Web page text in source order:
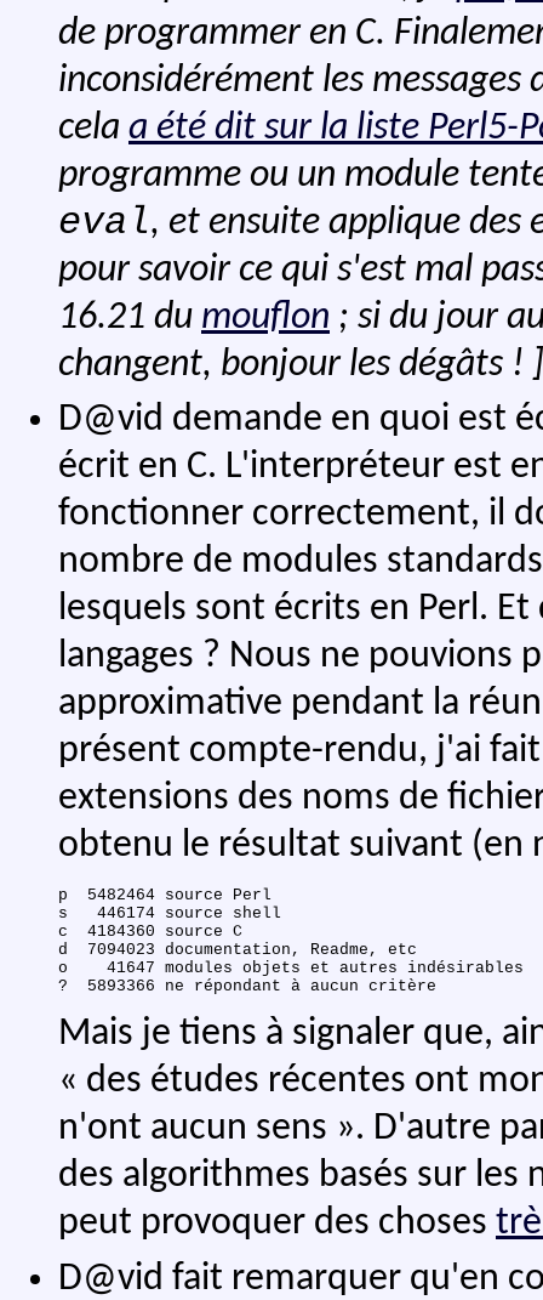
de programmer en C.
inconsidérément les messages
cela a été dit sur la liste Perl5-
programme ou un module
eval, et ensuite applique des
pour savoir ce qui s'est mal
16.21 du mouflon ; si du jour
changent, bonjour les dégâts ! ]
D@vid demande en quoi est
écrit en C. L'interpréteur est
fonctionner correctement, il
nombre de modules
lesquels sont écrits en Perl.
langages ? Nous ne pouvions
approximative pendant la
présent compte-rendu, j'ai
extensions des noms de
obtenu le résultat suivant (en
p  5482464 source Perl
s   446174 source shell
c  4184360 source C
d  7094023 documentation, Readme, etc
o    41647 modules objets et autres indésirables
Mais je tiens à signaler que,
« des études récentes ont
n'ont aucun sens ». D'autre
des algorithmes basés sur les
peut provoquer des choses
D@vid fait remarquer qu'en